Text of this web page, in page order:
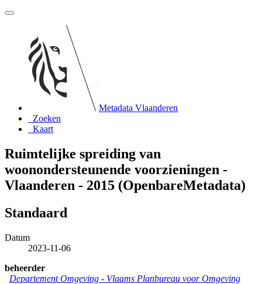
Metadata Vlaanderen
Zoeken
Kaart
Ruimtelijke spreiding van
woonondersteunende voorzieningen -
Vlaanderen - 2015 (OpenbareMetadata)
Standaard
Datum
2023-11-06
beheerder
Departement Omgeving - Vlaams Planbureau voor Omgeving